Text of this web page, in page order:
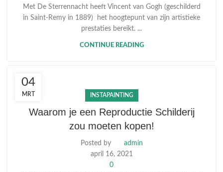
Met De Sterrennacht heeft Vincent van Gogh (geschilderd
in Saint-Remy in 1889) het hoogtepunt van zijn artistieke
prestaties bereikt. ...
CONTINUE READING
04
MRT INSTAPAINTING
Waarom je een Reproductie Schilderij
zou moeten kopen!
Posted by
admin
april 16, 2021
0